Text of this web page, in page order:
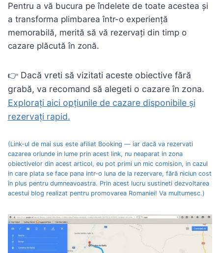
Pentru a vă bucura pe îndelete de toate acestea și
a transforma plimbarea într-o experiență
memorabilă, merită să vă rezervați din timp o
cazare plăcută în zonă.
👉 Dacă vreti să vizitati aceste obiective fără
grabă, va recomand să alegeti o cazare în zona.
Explorați aici opțiunile de cazare disponibile și
rezervați rapid.
(Link-ul de mai sus este afiliat Booking — iar dacă va rezervati
cazarea oriunde in lume prin acest link, nu neaparat in zona
obiectivelor din acest articol, eu pot primi un mic comision, in cazul
in care plata se face pana intr-o luna de la rezervare, fără niciun cost
în plus pentru dumneavoastra. Prin acest lucru sustineti dezvoltarea
acestui blog realizat pentru promovarea Romaniei! Va multumesc.)